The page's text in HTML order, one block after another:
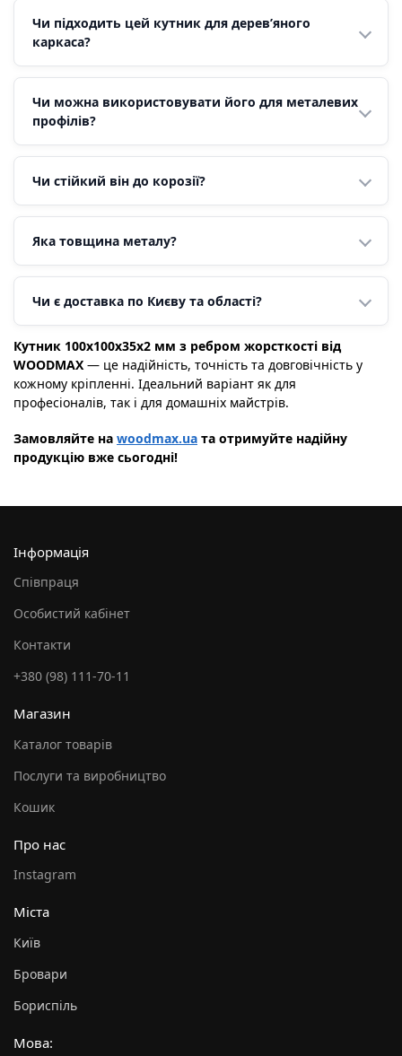
Чи підходить цей кутник для дерев’яного
каркаса?
Чи можна використовувати його для металевих
профілів?
Чи стійкий він до корозії?
Яка товщина металу?
Чи є доставка по Києву та області?
Кутник 100х100х35х2 мм з ребром жорсткості від
WOODMAX — це надійність, точність та довговічність у
кожному кріпленні. Ідеальний варіант як для
професіоналів, так і для домашніх майстрів.
Замовляйте на woodmax.ua та отримуйте надійну
продукцію вже сьогодні!
Інформація
Співпраця
Особистий кабінет
Контакти
+380 (98) 111-70-11
Магазин
Каталог товарів
Послуги та виробництво
Кошик
Про нас
Instagram
Міста
Київ
Бровари
Бориспіль
Мова: